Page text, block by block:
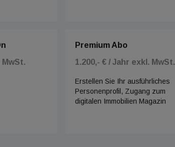
MwSt.
Premium Abo
1.200,- € / Jahr exkl. MwSt.
Erstellen Sie Ihr ausführliches
Personenprofil, Zugang zum
digitalen Immobilien Magazin